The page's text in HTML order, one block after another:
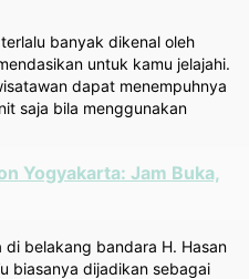
banyak dikenal oleh
untuk kamu jelajahi.
dapat menempuhnya
saja bila menggunakan
Yogyakarta: Jam Buka,
belakang bandara H. Hasan
biasanya dijadikan sebagai